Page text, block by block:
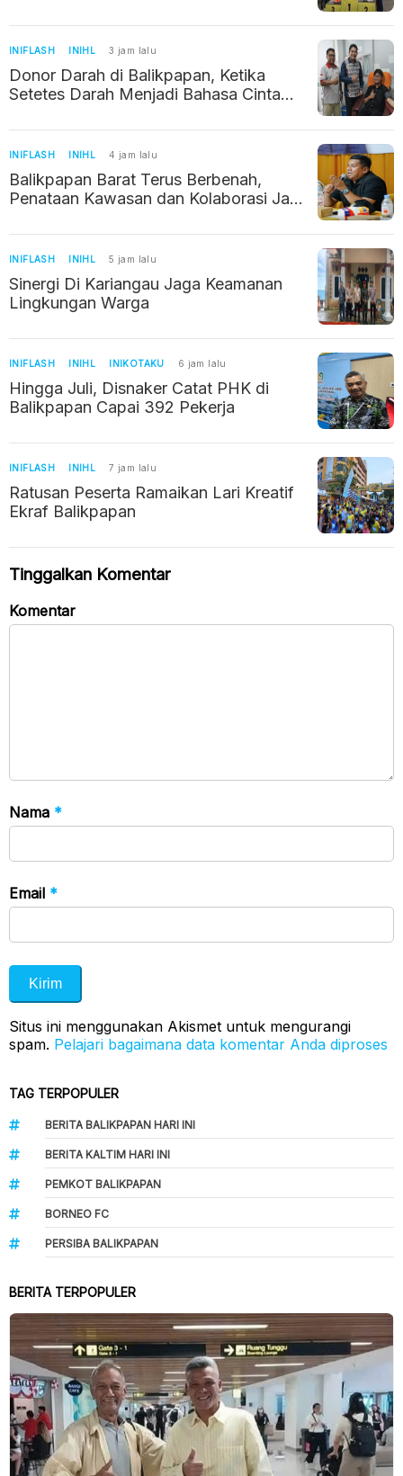
INIFLASH INIHL 3 jam lalu
Donor Darah di Balikpapan, Ketika
Setetes Darah Menjadi Bahasa Cinta
INIFLASH INIHL 4 jam lalu
Balikpapan Barat Terus Berbenah,
Penataan Kawasan dan Kolaborasi Jadi
INIFLASH INIHL 5 jam lalu
Sinergi Di Kariangau Jaga Keamanan
Lingkungan Warga
INIFLASH INIHL INIKOTAKU 6 jam lalu
Hingga Juli, Disnaker Catat PHK di
Balikpapan Capai 392 Pekerja
INIFLASH INIHL 7 jam lalu
Ratusan Peserta Ramaikan Lari Kreatif
Ekraf Balikpapan
Tinggalkan Komentar
Komentar
Nama *
Email *
Situs ini menggunakan Akismet untuk mengurangi
spam. Pelajari bagaimana data komentar Anda diproses
TAG TERPOPULER
BERITA BALIKPAPAN HARI INI
BERITA KALTIM HARI INI
PEMKOT BALIKPAPAN
BORNEO FC
PERSIBA BALIKPAPAN
BERITA TERPOPULER